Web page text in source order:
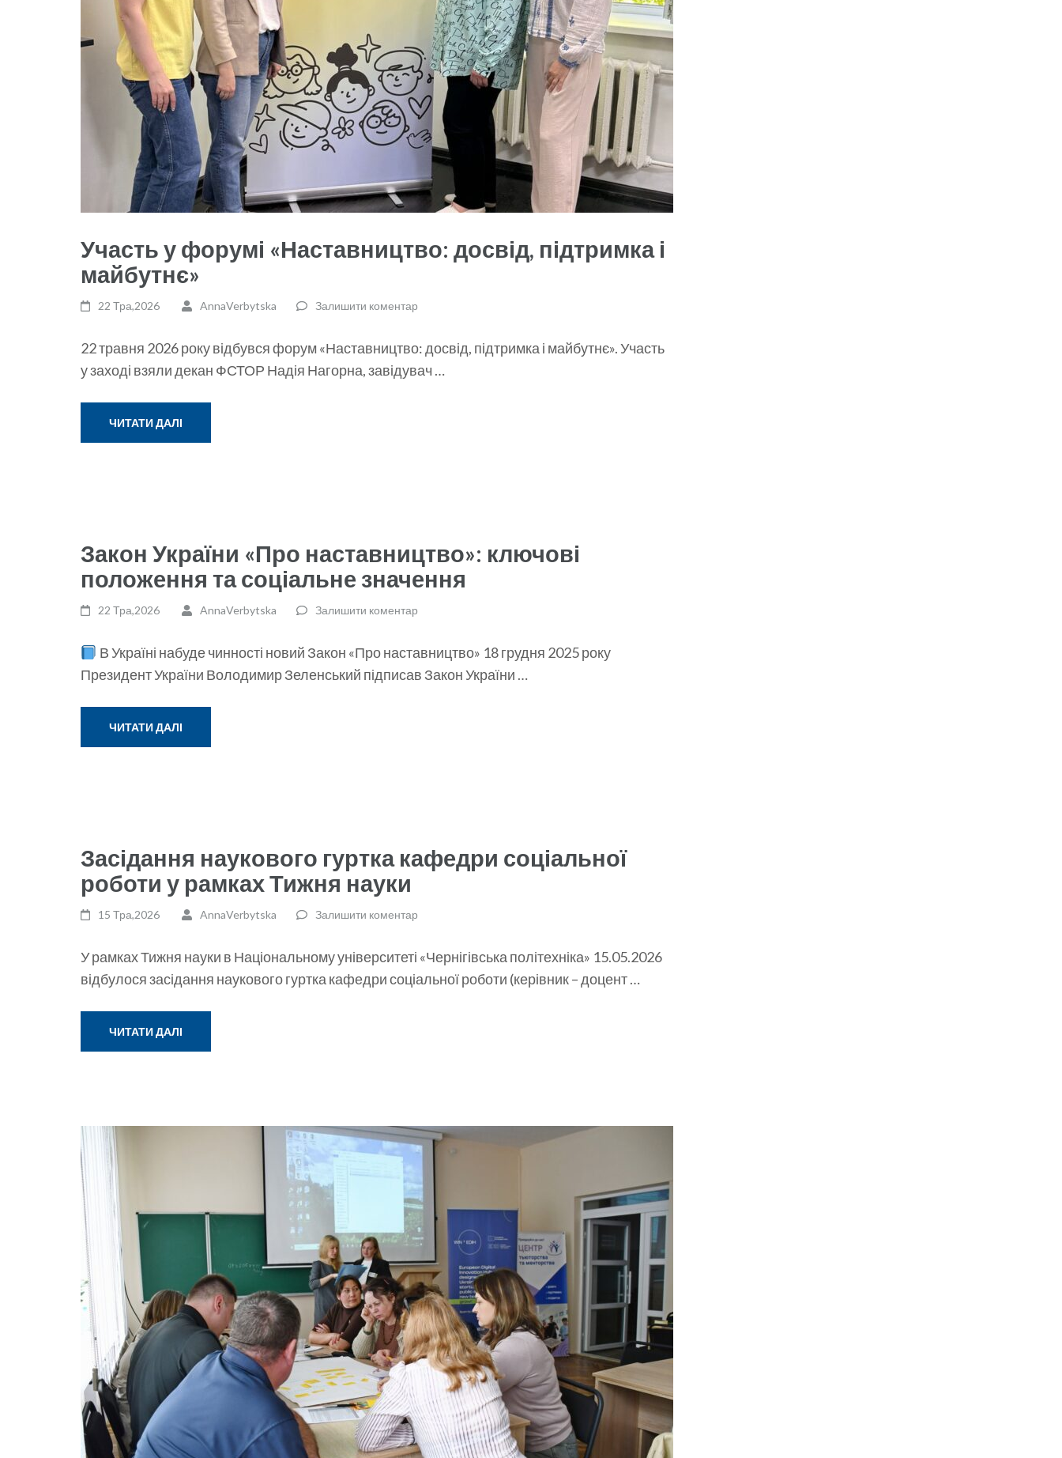
Участь у форумі «Наставництво: досвід, підтримка і
майбутнє»
22 Тра,2026 AnnaVerbytska Залишити коментар
22 травня 2026 року відбувся форум «Наставництво: досвід, підтримка і майбутнє». Участь
у заході взяли декан ФСТОР Надія Нагорна, завідувач …
ЧИТАТИ ДАЛІ
Закон України «Про наставництво»: ключові
положення та соціальне значення
22 Тра,2026 AnnaVerbytska Залишити коментар
В Україні набуде чинності новий Закон «Про наставництво» 18 грудня 2025 року
Президент України Володимир Зеленський підписав Закон України …
ЧИТАТИ ДАЛІ
Засідання наукового гуртка кафедри соціальної
роботи у рамках Тижня науки
15 Тра,2026 AnnaVerbytska Залишити коментар
У рамках Тижня науки в Національному університеті «Чернігівська політехніка» 15.05.2026
відбулося засідання наукового гуртка кафедри соціальної роботи (керівник – доцент …
ЧИТАТИ ДАЛІ